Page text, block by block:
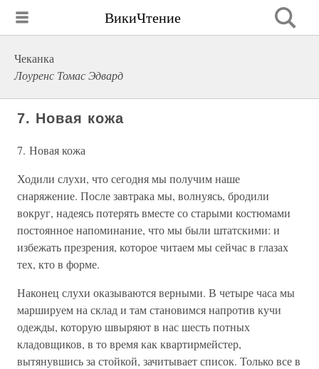
ВикиЧтение
Чеканка
Лоуренс Томас Эдвард
7. Новая кожа
7. Новая кожа
Ходили слухи, что сегодня мы получим наше
снаряжение. После завтрака мы, волнуясь, бродили
вокруг, надеясь потерять вместе со старыми костюмами
постоянное напоминание, что мы были штатскими: и
избежать презрения, которое читаем мы сейчас в глазах
тех, кто в форме.
Наконец слухи оказываются верными. В четыре часа мы
маршируем на склад и там становимся напротив кучи
одежды, которую швыряют в нас шесть потных
кладовщиков, в то время как квартирмейстер,
вытянувшись за стойкой, зачитывает список. Только все в